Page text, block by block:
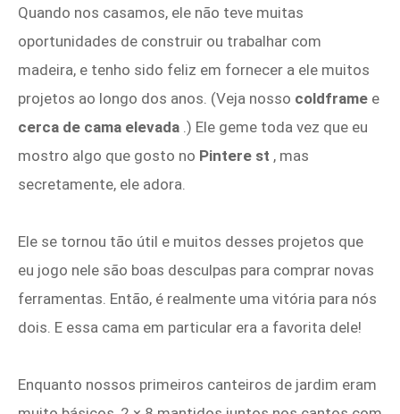
Quando nos casamos, ele não teve muitas
oportunidades de construir ou trabalhar com
madeira, e tenho sido feliz em fornecer a ele muitos
projetos ao longo dos anos. (Veja nosso coldframe e
cerca de cama elevada .) Ele geme toda vez que eu
mostro algo que gosto no Pintere st , mas
secretamente, ele adora.
Ele se tornou tão útil e muitos desses projetos que
eu jogo nele são boas desculpas para comprar novas
ferramentas. Então, é realmente uma vitória para nós
dois. E essa cama em particular era a favorita dele!
Enquanto nossos primeiros canteiros de jardim eram